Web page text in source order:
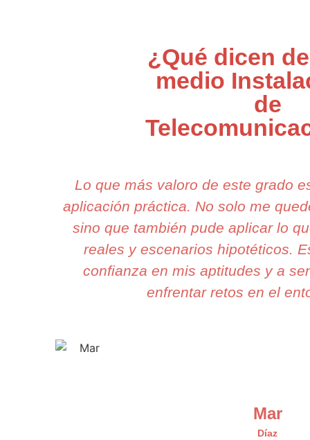
¿Qué dicen
medio
de
Lo que más valoro de este grado
aplicación práctica. No solo me
sino que también pude aplicar lo
reales y escenarios hipotéticos.
confianza en mis aptitudes y a
enfrentar retos en el
Mar
Díaz